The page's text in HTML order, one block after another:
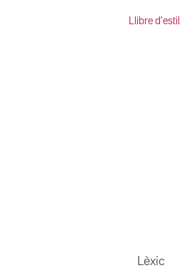
Llibre d'estil
Lèxic